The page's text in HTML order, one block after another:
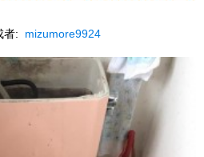
者: mizumore9924